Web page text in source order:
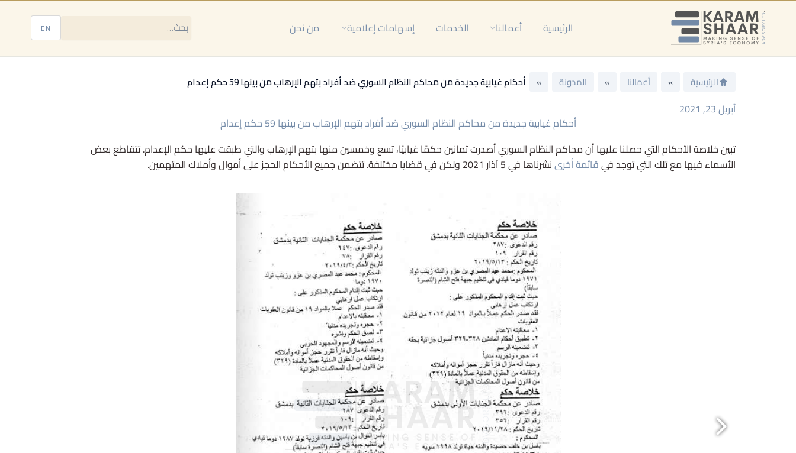
تخطي
المحتوى
الرئيسية أعمالنا الخدمات إسهامات إعلامية من نحن EN
الرئيسية » أعمالنا » المدونة » أحكام غيابية جديدة من محاكم النظام السوري ضد أفراد بتهم الإرهاب من بينها 59 حكم إعدام
أبريل 23, 2021
أحكام غيابية جديدة من محاكم النظام السوري ضد أفراد بتهم الإرهاب من بينها 59 حكم إعدام
تبين خلاصة الأحكام التي حصلنا عليها أن محاكم النظام السوري أصدرت ثمانين حكمًا غيابيًا، تسع وخمسين منها بتهم الإرهاب والتي طبقت عليها حكم الإعدام. تتقاطع بعض
الأسماء فيها مع تلك التي توجد فيقائمة أخرىنشرناها في 5 آذار 2021 ولكن في قضايا مختلفة. تتضمن جميع الأحكام الحجز على أموال وأملاك المتهمين.